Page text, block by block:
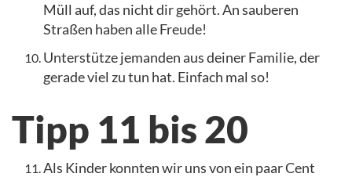
Müll auf, das nicht dir gehört. An sauberen
Straßen haben alle Freude!
Unterstütze jemanden aus deiner Familie, der
gerade viel zu tun hat. Einfach mal so!
Tipp 11 bis 20
Als Kinder konnten wir uns von ein paar Cent